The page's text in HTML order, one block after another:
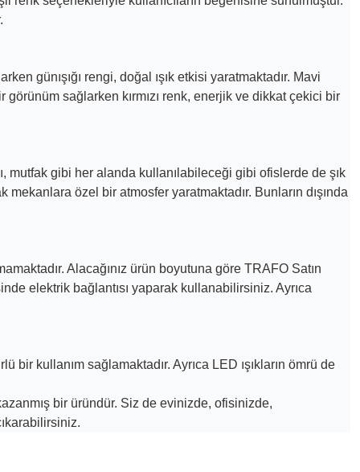
günışığı rengi, doğal ışık etkisi yaratmaktadır. Mavi
sağlarken kırmızı renk, enerjik ve dikkat çekici bir
mutfak gibi her alanda kullanılabileceği gibi ofislerde de şık
özel bir atmosfer yaratmaktadır. Bunların dışında
Alacağınız ürün boyutuna göre TRAFO Satın
elektrik bağlantısı yaparak kullanabilirsiniz. Ayrıca
kullanım sağlamaktadır. Ayrıca LED ışıkların ömrü de
bir üründür. Siz de evinizde, ofisinizde,